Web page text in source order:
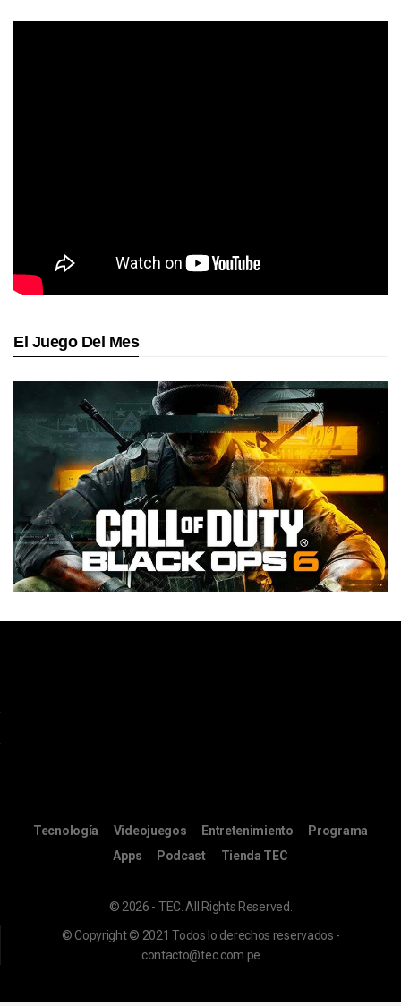
El Juego Del Mes
Tecnología Videojuegos Entretenimiento
Programa
Apps
Podcast Tienda TEC
© 2026 - TEC. All Rights Reserved.
© Copyright © 2021 Todos lo derechos reservados -
contacto@tec.com.pe